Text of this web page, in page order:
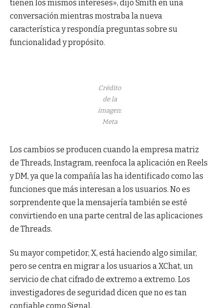
tienen los mismos intereses», dijo Smith en una
conversación mientras mostraba la nueva
característica y respondía preguntas sobre su
funcionalidad y propósito.
Crédito
de la
imagen:
Meta
Los cambios se producen cuando la empresa matriz
de Threads, Instagram, reenfoca la aplicación en Reels
y DM, ya que la compañía las ha identificado como las
funciones que más interesan a los usuarios. No es
sorprendente que la mensajería también se esté
convirtiendo en una parte central de las aplicaciones
de Threads.
Su mayor competidor, X, está haciendo algo similar,
pero se centra en migrar a los usuarios a XChat, un
servicio de chat cifrado de extremo a extremo. Los
investigadores de seguridad dicen que no es tan
confiable como Signal.